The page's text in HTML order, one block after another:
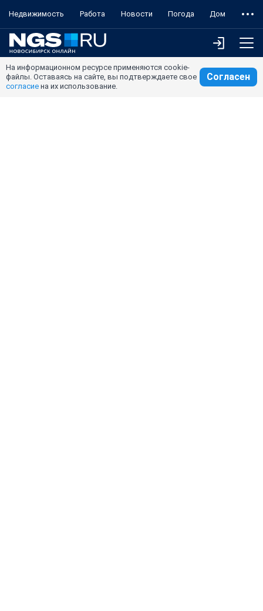
Недвижимость Работа Новости Погода Дом
На информационном ресурсе применяются cookie-
файлы. Оставаясь на сайте, вы подтверждаете свое
согласие на их использование.
Согласен